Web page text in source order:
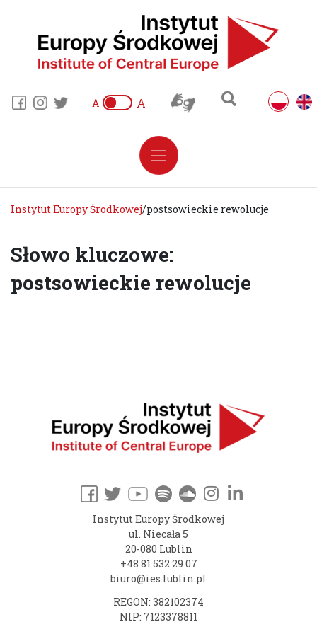
A A
Instytut Europy Środkowej/postsowieckie rewolucje
Słowo kluczowe:
postsowieckie rewolucje
Instytut Europy Środkowej
ul. Niecała 5
20-080 Lublin
+48 81 532 29 07
biuro@ies.lublin.pl
REGON: 382102374
NIP: 7123378811